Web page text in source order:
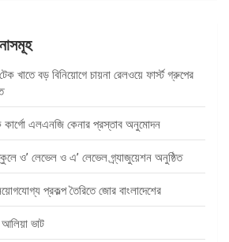
খাতে বড় বিনিয়োগে চায়না রেলওয়ে ফার্স্ট গ্রুপের
এলএনজি কেনার প্রস্তাব অনুমোদন
ও’ লেভেল ও এ’ লেভেল গ্র্যাজুয়েশন অনুষ্ঠিত
প্রকল্প তৈরিতে জোর বাংলাদেশের
আলিয়া ভাট